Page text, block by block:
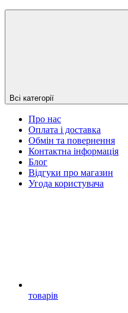
Всі категорії
Про нас
Оплата і доставка
Обмін та повернення
Контактна інформація
Блог
Відгуки про магазин
Угода користувача
товарів